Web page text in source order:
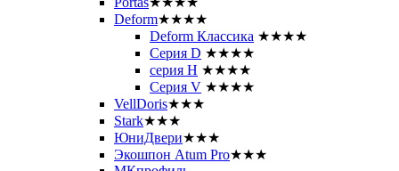
Deform★★★★
Deform Классика ★★★★
Серия D ★★★★
серия H ★★★★
Серия V ★★★★
VellDoris★★★
Stark★★★
ЮниДвери★★★
Экошпон Atum Pro★★★